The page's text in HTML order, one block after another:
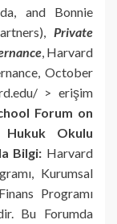
and Bonnie
Private
, Harvard
October
> erişim
Forum on
Hukuk Okulu
Bilgi: Harvard
Kurumsal
Programı
Bu Forumda